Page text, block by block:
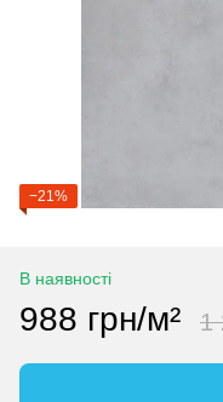
−21%
В наявності
988 грн/м² 1